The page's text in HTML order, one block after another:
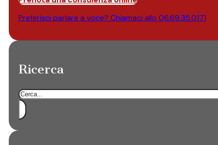
Preferisci parlare a voce? Chiamaci allo 06.69.35.0171
Ricerca
Cerca